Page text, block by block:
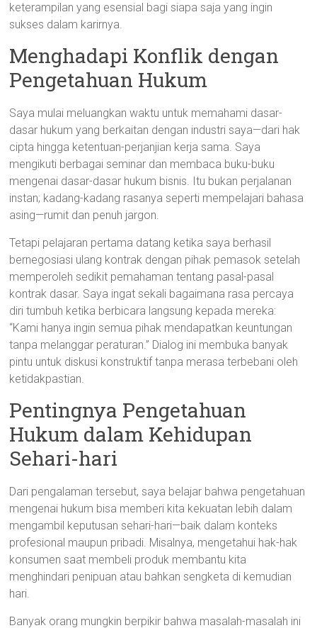
keterampilan yang esensial bagi siapa saja yang ingin
sukses dalam karirnya.
Menghadapi Konflik dengan
Pengetahuan Hukum
Saya mulai meluangkan waktu untuk memahami dasar-
dasar hukum yang berkaitan dengan industri saya—dari hak
cipta hingga ketentuan-perjanjian kerja sama. Saya
mengikuti berbagai seminar dan membaca buku-buku
mengenai dasar-dasar hukum bisnis. Itu bukan perjalanan
instan; kadang-kadang rasanya seperti mempelajari bahasa
asing—rumit dan penuh jargon.
Tetapi pelajaran pertama datang ketika saya berhasil
bernegosiasi ulang kontrak dengan pihak pemasok setelah
memperoleh sedikit pemahaman tentang pasal-pasal
kontrak dasar. Saya ingat sekali bagaimana rasa percaya
diri tumbuh ketika berbicara langsung kepada mereka:
“Kami hanya ingin semua pihak mendapatkan keuntungan
tanpa melanggar peraturan.” Dialog ini membuka banyak
pintu untuk diskusi konstruktif tanpa merasa terbebani oleh
ketidakpastian.
Pentingnya Pengetahuan
Hukum dalam Kehidupan
Sehari-hari
Dari pengalaman tersebut, saya belajar bahwa pengetahuan
mengenai hukum bisa memberi kita kekuatan lebih dalam
mengambil keputusan sehari-hari—baik dalam konteks
profesional maupun pribadi. Misalnya, mengetahui hak-hak
konsumen saat membeli produk membantu kita
menghindari penipuan atau bahkan sengketa di kemudian
hari.
Banyak orang mungkin berpikir bahwa masalah-masalah ini